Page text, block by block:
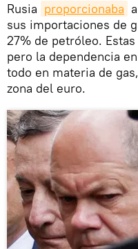
Rusia proporcionaba
sus importaciones de
27% de petróleo.
pero la dependencia
todo en materia de
zona del euro.